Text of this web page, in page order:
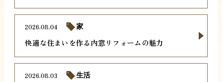
快適な住まいを作る内窓リフォームの魅力
2026.08.04 家
2026.08.03 生活